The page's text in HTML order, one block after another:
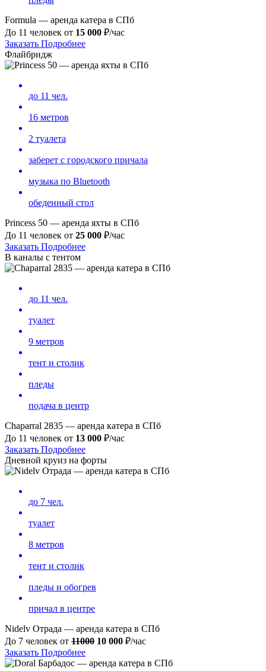
Formula — аренда катера в СПб
До 11 человек от 15 000 ₽/час
Заказать Подробнее
Флайбридж
до 11 чел.
16 метров
2 туалета
заберет с городского причала
музыка по Bluetooth
обеденный стол
Princess 50 — аренда яхты в СПб
До 11 человек от 25 000 ₽/час
Заказать Подробнее
В каналы с тентом
до 11 чел.
туалет
9 метров
тент и столик
пледы
подача в центр
Chaparral 2835 — аренда катера в СПб
До 11 человек от 13 000 ₽/час
Заказать Подробнее
Дневной круиз на форты
до 7 чел.
туалет
8 метров
тент и столик
пледы и обогрев
причал в центре
Nidelv Отрада — аренда катера в СПб
До 7 человек от 11000 10 000 ₽/час
Заказать Подробнее